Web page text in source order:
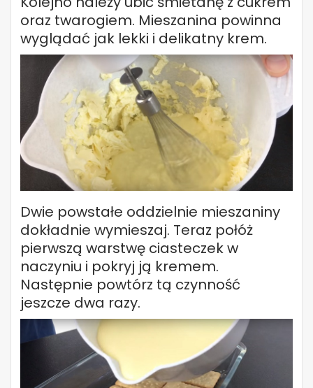
oraz twarogiem. Mieszanina powinna
wyglądać jak lekki i delikatny krem.
Dwie powstałe oddzielnie mieszaniny
dokładnie wymieszaj. Teraz połóż
pierwszą warstwę ciasteczek w
naczyniu i pokryj ją kremem.
Następnie powtórz tą czynność
jeszcze dwa razy.